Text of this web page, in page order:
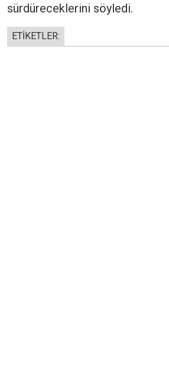
sürdüreceklerini söyledi.
ETİKETLER: